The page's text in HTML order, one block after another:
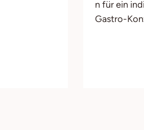
n für ein
Gastro-